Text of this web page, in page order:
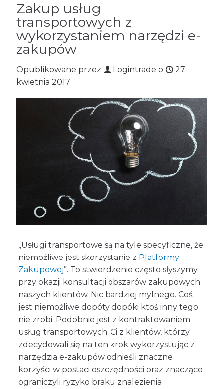
Zakup usług
transportowych z
wykorzystaniem narzędzi e-
zakupów
Opublikowane przez Logintrade o
27
kwietnia 2017
„Usługi transportowe są na tyle specyficzne, że
niemożliwe jest skorzystanie z Platformy
Zakupowej”. To stwierdzenie często słyszymy
przy okazji konsultacji obszarów zakupowych
naszych klientów. Nic bardziej mylnego. Coś
jest niemożliwe dopóty dopóki ktoś inny tego
nie zrobi. Podobnie jest z kontraktowaniem
usług transportowych. Ci z klientów, którzy
zdecydowali się na ten krok wykorzystując z
narzędzia e-zakupów odnieśli znaczne
korzyści w postaci oszczędności oraz znacząco
ograniczyli ryzyko braku znalezienia